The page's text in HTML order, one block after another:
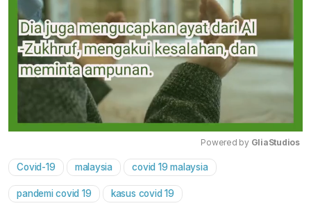
Powered by GliaStudios
Covid-19 malaysia covid 19 malaysia
pandemi covid 19 kasus covid 19